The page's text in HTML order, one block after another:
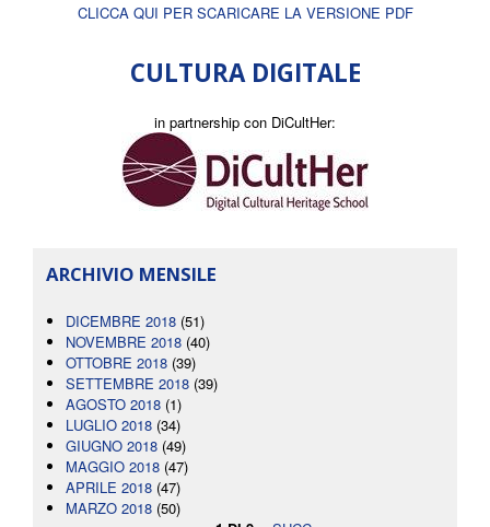
CLICCA QUI PER SCARICARE LA VERSIONE PDF
CULTURA DIGITALE
in partnership con DiCultHer:
ARCHIVIO MENSILE
DICEMBRE 2018 (51)
NOVEMBRE 2018 (40)
OTTOBRE 2018 (39)
SETTEMBRE 2018 (39)
AGOSTO 2018 (1)
LUGLIO 2018 (34)
GIUGNO 2018 (49)
MAGGIO 2018 (47)
APRILE 2018 (47)
MARZO 2018 (50)